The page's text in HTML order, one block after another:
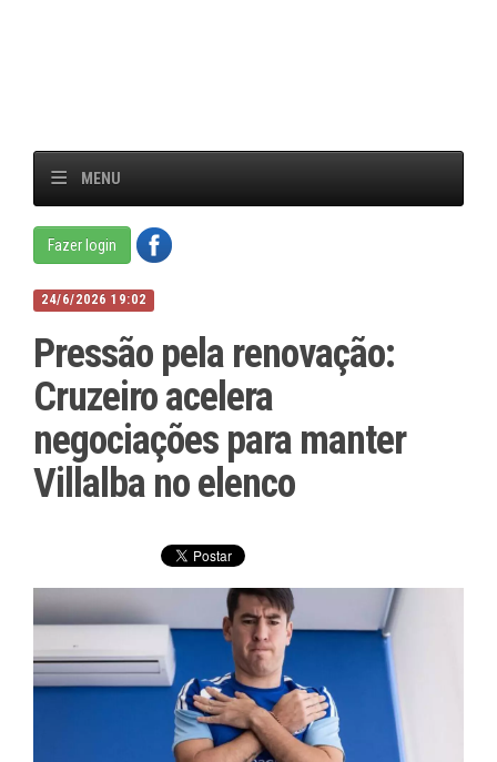
MENU
Fazer login
24/6/2026 19:02
Pressão pela renovação:
Cruzeiro acelera
negociações para manter
Villalba no elenco